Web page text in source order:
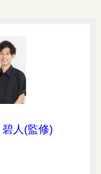
人(監修)